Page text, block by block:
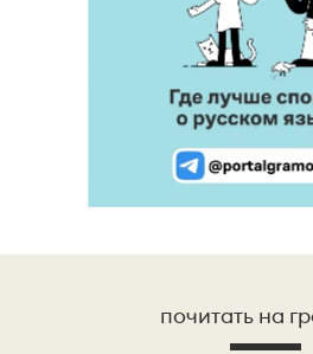
почитать на